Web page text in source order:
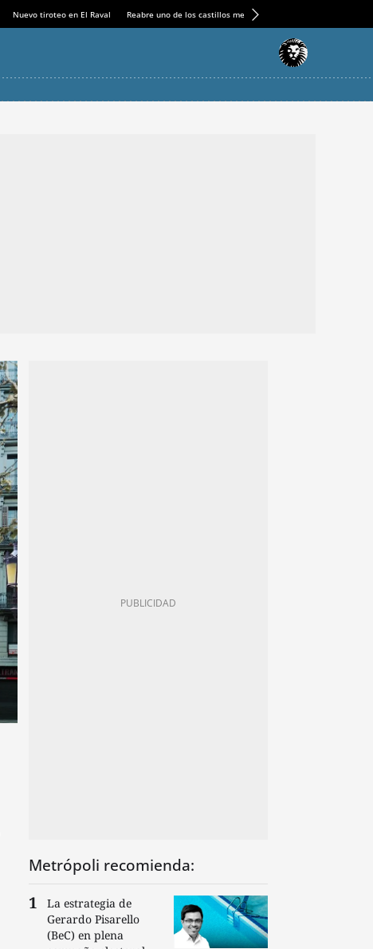
Nuevo tiroteo en El Raval Reabre uno de los castillos medievales más espectaculares
Metrópoli recomienda:
La estrategia de
Gerardo Pisarello
(BeC) en plena